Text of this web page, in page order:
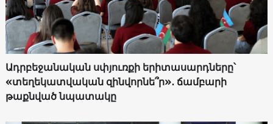
Ադրբեջանական սփյուռքի երիտասարդները՝
«տեղեկատվական զինվորնե՞ր»․ ճամբարի
թաքնված նպատակը